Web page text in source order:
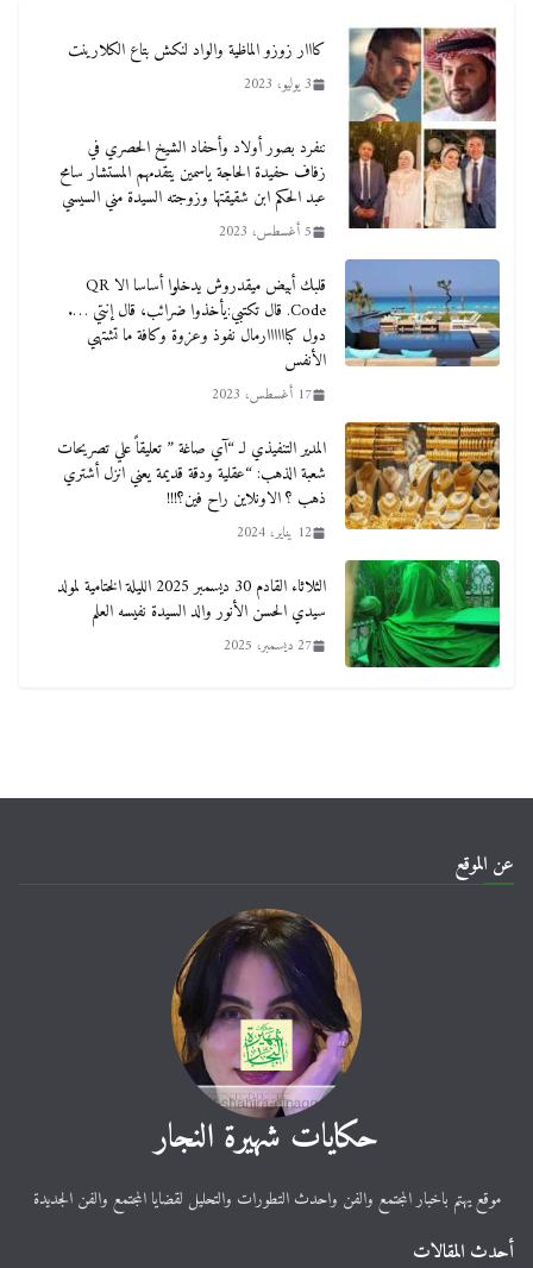
كااار زوزو الماظية والواد لنكش بتاع الكلارينت
3 يوليو، 2023
ننفرد بصور أولاد وأحفاد الشيخ الحصري في
زفاف حفيدة الحاجة ياسمين يتقدمهم المستشار سامح
عبد الحكم ابن شقيقتها وزوجته السيدة مني السيسي
5 أغسطس، 2023
قلبك أبيض ميقدروش يدخلوا أساسا الا QR
Code. قال تكتبي:يأخذوا ضرائب، قال إنتي ….
دول كباااااارمال نفوذ وعزوة وكافة ما تشتهي
الأنفس
17 أغسطس، 2023
المدير التنفيذي لـ “آي صاغة ” تعليقاً علي تصريحات
شعبة الذهب: “عقلية ودقة قديمة يعني انزل أشتري
ذهب ؟ الاونلاين راح فين؟!!!
12 يناير، 2024
الثلاثاء القادم 30 ديسمبر 2025 الليلة الختامية لمولد
سيدي الحسن الأنور والد السيدة نفيسه العلم
27 ديسمبر، 2025
عن الموقع
حكايات شهيرة النجار
موقع يهتم باخبار المجتمع والفن واحدث التطورات والتحليل لقضايا المجتمع والفن الجديدة
أحدث المقالات